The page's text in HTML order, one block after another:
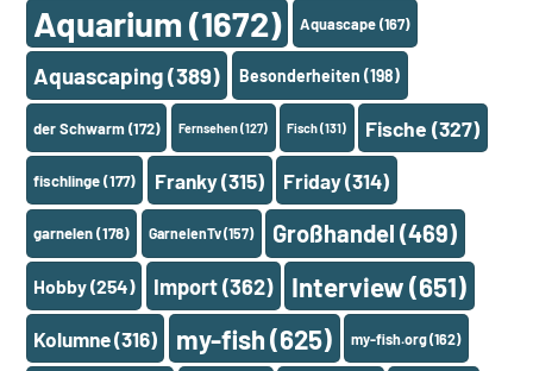
Aquarium (1672) Aquascape(167)
Aquascaping(389) Besonderheiten (198)
der Schwarm(172) Fernsehen(127) Fisch(131) Fische (327)
fischlinge(177) Franky(315) Friday(314)
garnelen(178) GarnelenTv(157) Großhandel (469)
Hobby(254) Import(362) Interview(651)
Kolumne(316) my-fish(625) my-fish.org(162)